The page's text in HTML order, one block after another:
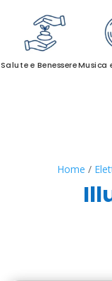
Salute e BenessereMusica
Home /